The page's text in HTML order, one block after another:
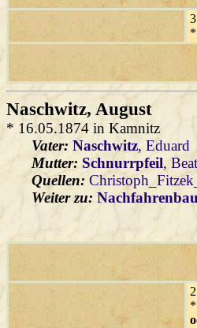
3
Naschwitz, August
* 16.05.1874 in Kamnitz
Vater: Naschwitz, Eduard
Mutter: Schnurrpfeil,
Quellen:
Weiter zu:
2